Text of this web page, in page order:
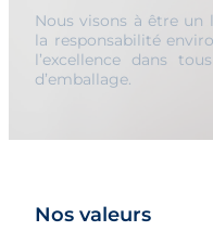
Nous visons à être un
la responsabilité
l’excellence dans
d’emballage.
Nos valeurs